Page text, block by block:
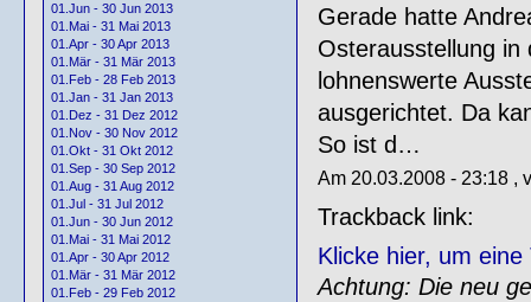
01.Jun - 30 Jun 2013
01.Mai - 31 Mai 2013
01.Apr - 30 Apr 2013
01.Mär - 31 Mär 2013
01.Feb - 28 Feb 2013
01.Jan - 31 Jan 2013
01.Dez - 31 Dez 2012
01.Nov - 30 Nov 2012
01.Okt - 31 Okt 2012
01.Sep - 30 Sep 2012
01.Aug - 31 Aug 2012
01.Jul - 31 Jul 2012
01.Jun - 30 Jun 2012
01.Mai - 31 Mai 2012
01.Apr - 30 Apr 2012
01.Mär - 31 Mär 2012
01.Feb - 29 Feb 2012
Gerade hatte
Osterausstellung in
lohnenswerte
ausgerichtet. Da
So ist d…
Am 20.03.2008 - 23:18 ,
Trackback link:
Klicke hier, um
Achtung: Die neu